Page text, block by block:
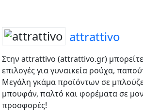
attrattivo
Στην attrattivo (attrattivo.gr)
επιλογές για γυναικεία ρούχα,
Μεγάλη γκάμα προϊόντων σε
μπουφάν, παλτό και φορέματα σε
προσφορές!